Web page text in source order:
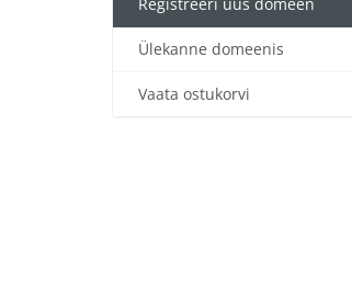
Registreeri uus domeen
Ülekanne domeenis
Vaata ostukorvi